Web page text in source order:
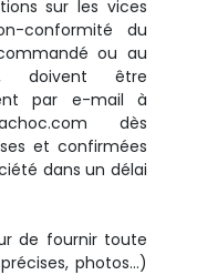
sur les vices
conformité du
ou au
doivent être
par e-mail à
dès
et confirmées
dans un délai
de fournir toute
photos…)